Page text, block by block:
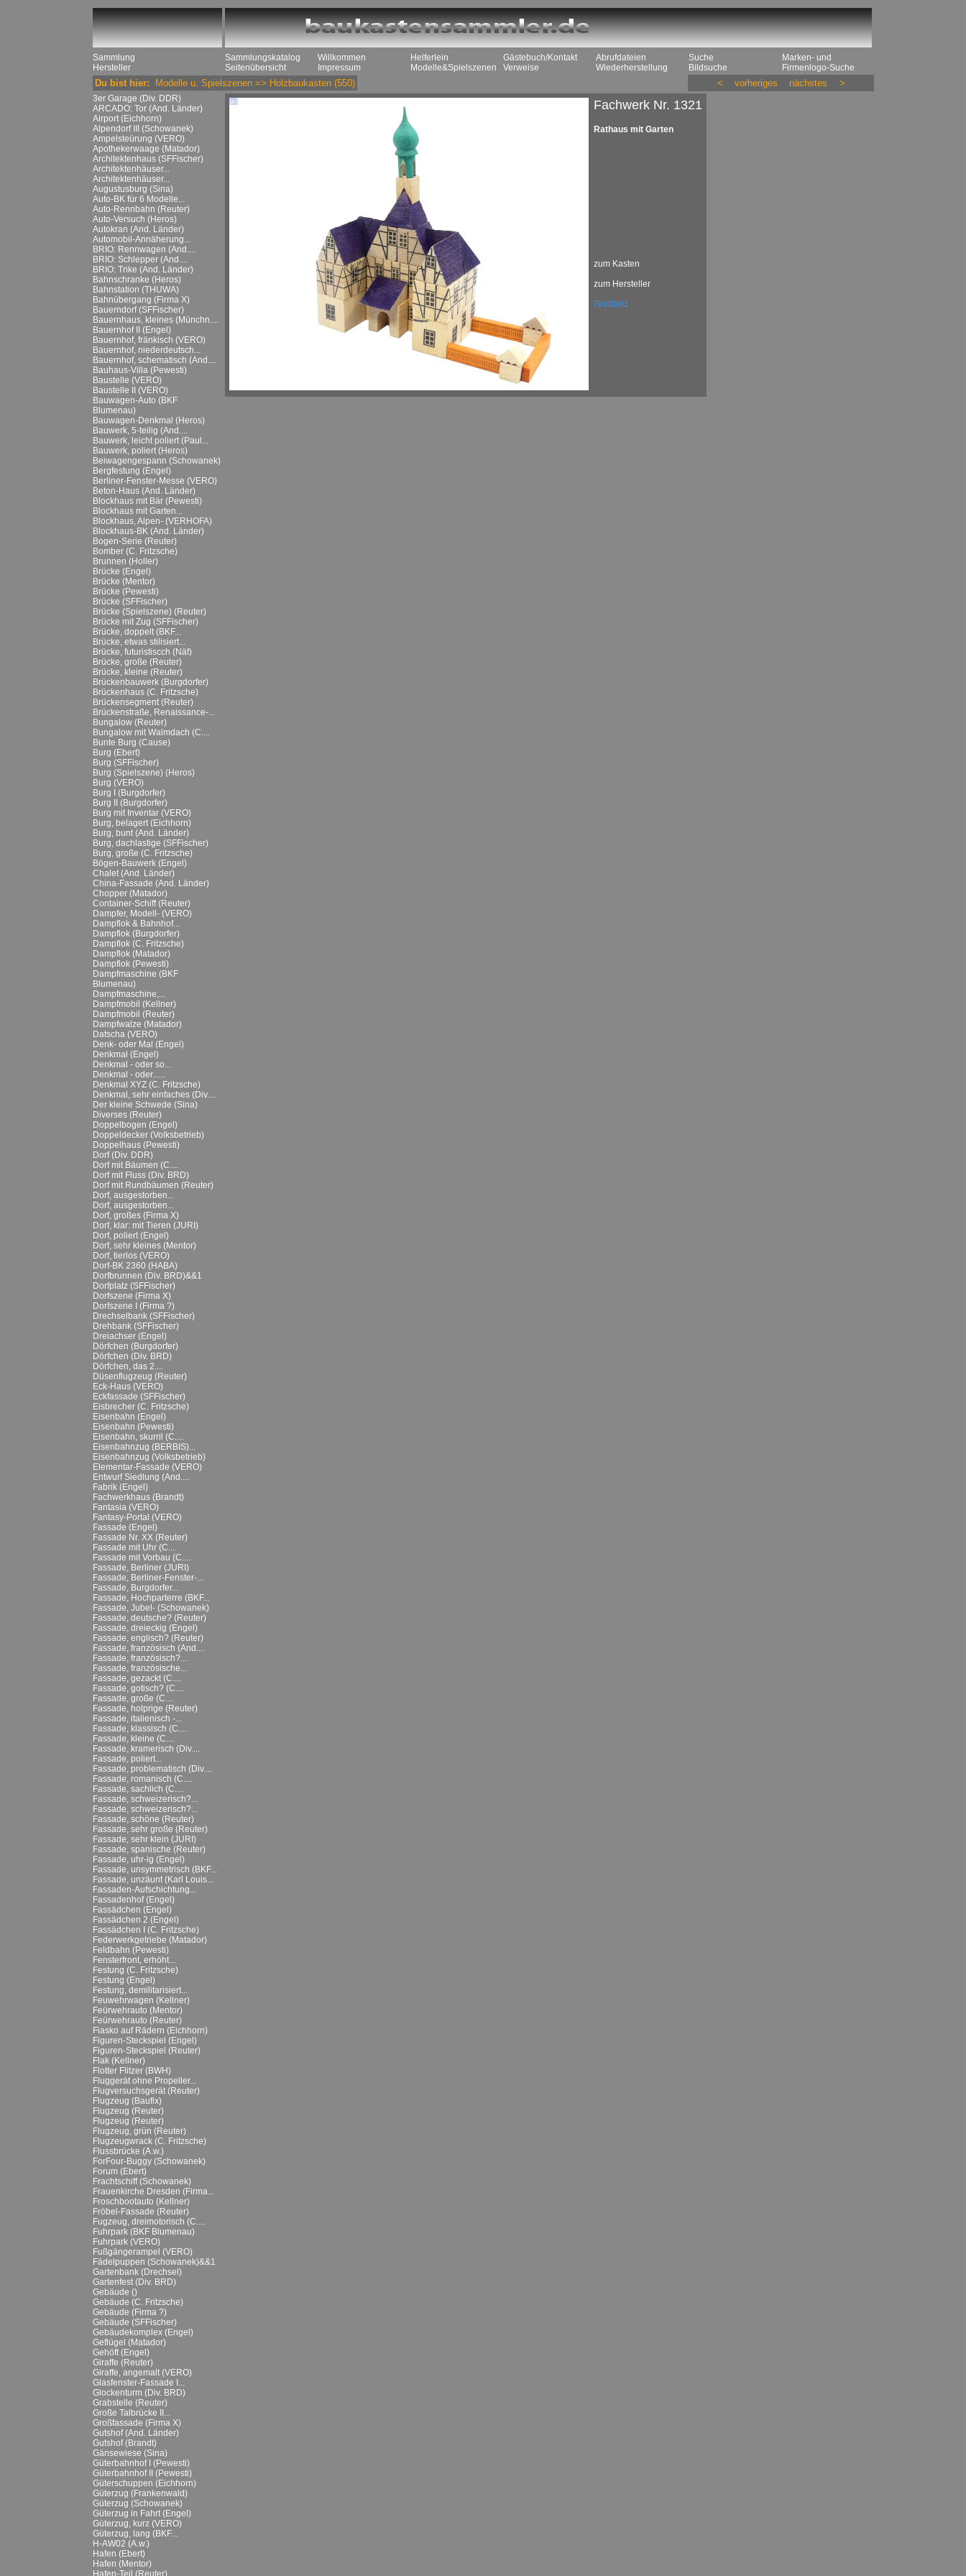
Sammlung
Hersteller
Sammlungskatalog
Seitenübersicht
Willkommen
Impressum
Helferlein
Modelle&Spielszenen
Gästebuch/Kontakt
Verweise
Abrufdateien
Wiederherstellung
Suche
Bildsuche
Marken- und
Firmenlogo-Suche
Du bist hier: Modelle u. Spielszenen => Holzbaukasten (550) < vorheriges nächstes >
3er Garage (Div. DDR)
ARCADO: Tor (And. Länder)
Airport (Eichhorn)
Alpendorf III (Schowanek)
Ampelsteürung (VERO)
Apothekerwaage (Matador)
Architektenhaus (SFFischer)
Architektenhäuser...
Architektenhäuser...
Augustusburg (Sina)
Auto-BK für 6 Modelle...
Auto-Rennbahn (Reuter)
Auto-Versuch (Heros)
Autokran (And. Länder)
Automobil-Annäherung...
BRIO: Rennwagen (And....
BRIO: Schlepper (And....
BRIO: Trike (And. Länder)
Bahnschranke (Heros)
Bahnstation (THUWA)
Bahnübergang (Firma X)
Bauerndorf (SFFischer)
Bauernhaus, kleines (Münchn....
Bauernhof II (Engel)
Bauernhof, fränkisch (VERO)
Bauernhof, niederdeutsch...
Bauernhof, schematisch (And....
Bauhaus-Villa (Pewesti)
Baustelle (VERO)
Baustelle II (VERO)
Bauwagen-Auto (BKF
Blumenau)
Bauwagen-Denkmal (Heros)
Bauwerk, 5-teilig (And....
Bauwerk, leicht poliert (Paul...
Bauwerk, poliert (Heros)
Beiwagengespann (Schowanek)
Bergfestung (Engel)
Berliner-Fenster-Messe (VERO)
Beton-Haus (And. Länder)
Blockhaus mit Bär (Pewesti)
Blockhaus mit Garten...
Blockhaus, Alpen- (VERHOFA)
Blockhaus-BK (And. Länder)
Bogen-Serie (Reuter)
Bomber (C. Fritzsche)
Brunnen (Holler)
Brücke (Engel)
Brücke (Mentor)
Brücke (Pewesti)
Brücke (SFFischer)
Brücke (Spielszene) (Reuter)
Brücke mit Zug (SFFischer)
Brücke, doppelt (BKF...
Brücke, etwas stilisiert...
Brücke, futuristiscch (Näf)
Brücke, große (Reuter)
Brücke, kleine (Reuter)
Brückenbauwerk (Burgdorfer)
Brückenhaus (C. Fritzsche)
Brückensegment (Reuter)
Brückenstraße, Renaissance-...
Bungalow (Reuter)
Bungalow mit Walmdach (C....
Bunte Burg (Cause)
Burg (Ebert)
Burg (SFFischer)
Burg (Spielszene) (Heros)
Burg (VERO)
Burg I (Burgdorfer)
Burg II (Burgdorfer)
Burg mit Inventar (VERO)
Burg, belagert (Eichhorn)
Burg, bunt (And. Länder)
Burg, dachlastige (SFFischer)
Burg, große (C. Fritzsche)
Bögen-Bauwerk (Engel)
Chalet (And. Länder)
China-Fassade (And. Länder)
Chopper (Matador)
Container-Schiff (Reuter)
Dampfer, Modell- (VERO)
Dampflok & Bahnhof...
Dampflok (Burgdorfer)
Dampflok (C. Fritzsche)
Dampflok (Matador)
Dampflok (Pewesti)
Dampfmaschine (BKF
Blumenau)
Dampfmaschine,...
Dampfmobil (Kellner)
Dampfmobil (Reuter)
Dampfwalze (Matador)
Datscha (VERO)
Denk- oder Mal (Engel)
Denkmal (Engel)
Denkmal - oder so...
Denkmal - oder......
Denkmal XYZ (C. Fritzsche)
Denkmal, sehr einfaches (Div....
Der kleine Schwede (Sina)
Diverses (Reuter)
Doppelbogen (Engel)
Doppeldecker (Volksbetrieb)
Doppelhaus (Pewesti)
Dorf (Div. DDR)
Dorf mit Bäumen (C....
Dorf mit Fluss (Div. BRD)
Dorf mit Rundbäumen (Reuter)
Dorf, ausgestorben...
Dorf, ausgestorben...
Dorf, großes (Firma X)
Dorf, klar: mit Tieren (JURI)
Dorf, poliert (Engel)
Dorf, sehr kleines (Mentor)
Dorf, tierlos (VERO)
Dorf-BK 2360 (HABA)
Dorfbrunnen (Div. BRD)&&1
Dorfplatz (SFFischer)
Dorfszene (Firma X)
Dorfszene I (Firma ?)
Drechselbank (SFFischer)
Drehbank (SFFischer)
Dreiachser (Engel)
Dörfchen (Burgdorfer)
Dörfchen (Div. BRD)
Dörfchen, das 2....
Düsenflugzeug (Reuter)
Eck-Haus (VERO)
Eckfassade (SFFischer)
Eisbrecher (C. Fritzsche)
Eisenbahn (Engel)
Eisenbahn (Pewesti)
Eisenbahn, skurril (C....
Eisenbahnzug (BERBIS)...
Eisenbahnzug (Volksbetrieb)
Elementar-Fassade (VERO)
Entwurf Siedlung (And....
Fabrik (Engel)
Fachwerkhaus (Brandt)
Fantasia (VERO)
Fantasy-Portal (VERO)
Fassade (Engel)
Fassade Nr. XX (Reuter)
Fassade mit Uhr (C....
Fassade mit Vorbau (C....
Fassade, Berliner (JURI)
Fassade, Berliner-Fenster-...
Fassade, Burgdorfer...
Fassade, Hochparterre (BKF...
Fassade, Jubel- (Schowanek)
Fassade, deutsche? (Reuter)
Fassade, dreieckig (Engel)
Fassade, englisch? (Reuter)
Fassade, französisch (And....
Fassade, französisch?...
Fassade, französische...
Fassade, gezackt (C....
Fassade, gotisch? (C....
Fassade, große (C....
Fassade, holprige (Reuter)
Fassade, italienisch -...
Fassade, klassisch (C....
Fassade, kleine (C....
Fassade, kramerisch (Div....
Fassade, poliert...
Fassade, problematisch (Div....
Fassade, romanisch (C....
Fassade, sachlich (C....
Fassade, schweizerisch?...
Fassade, schweizerisch?...
Fassade, schöne (Reuter)
Fassade, sehr große (Reuter)
Fassade, sehr klein (JURI)
Fassade, spanische (Reuter)
Fassade, uhr-ig (Engel)
Fassade, unsymmetrisch (BKF...
Fassade, unzäunt (Karl Louis...
Fassaden-Aufschichtung...
Fassadenhof (Engel)
Fassädchen (Engel)
Fassädchen 2 (Engel)
Fassädchen I (C. Fritzsche)
Federwerkgetriebe (Matador)
Feldbahn (Pewesti)
Fensterfront, erhöht...
Festung (C. Fritzsche)
Festung (Engel)
Festung, demilitarisiert...
Feuwehrwagen (Kellner)
Feürwehrauto (Mentor)
Feürwehrauto (Reuter)
Fiasko auf Rädern (Eichhorn)
Figuren-Steckspiel (Engel)
Figuren-Steckspiel (Reuter)
Flak (Kellner)
Flotter Flitzer (BWH)
Fluggerät ohne Propeller...
Flugversuchsgerät (Reuter)
Flugzeug (Baufix)
Flugzeug (Reuter)
Flugzeug (Reuter)
Flugzeug, grün (Reuter)
Flugzeugwrack (C. Fritzsche)
Flussbrücke (A.w.)
ForFour-Buggy (Schowanek)
Forum (Ebert)
Frachtschiff (Schowanek)
Frauenkirche Dresden (Firma...
Froschbootauto (Kellner)
Fröbel-Fassade (Reuter)
Fugzeug, dreimotorisch (C....
Fuhrpark (BKF Blumenau)
Fuhrpark (VERO)
Fußgängerampel (VERO)
Fädelpuppen (Schowanek)&&1
Gartenbank (Drechsel)
Gartenfest (Div. BRD)
Gebäude ()
Gebäude (C. Fritzsche)
Gebäude (Firma ?)
Gebäude (SFFischer)
Gebäudekomplex (Engel)
Geflügel (Matador)
Gehöft (Engel)
Giraffe (Reuter)
Giraffe, angemalt (VERO)
Glasfenster-Fassade I...
Glockenturm (Div. BRD)
Grabstelle (Reuter)
Große Talbrücke II...
Großfassade (Firma X)
Gutshof (And. Länder)
Gutshof (Brandt)
Gänsewiese (Sina)
Güterbahnhof I (Pewesti)
Güterbahnhof II (Pewesti)
Güterschuppen (Eichhorn)
Güterzug (Frankenwald)
Güterzug (Schowanek)
Güterzug in Fahrt (Engel)
Güterzug, kurz (VERO)
Güterzug, lang (BKF...
H-AW02 (A.w.)
Hafen (Ebert)
Hafen (Mentor)
Hafen-Teil (Reuter)
Fachwerk Nr. 1321
Rathaus mit Garten
zum Kasten
zum Hersteller
Großbild